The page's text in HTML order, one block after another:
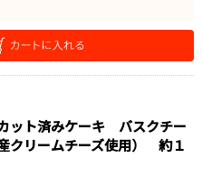
ット済みケーキ バスクチー
クリームチーズ使用） 約１